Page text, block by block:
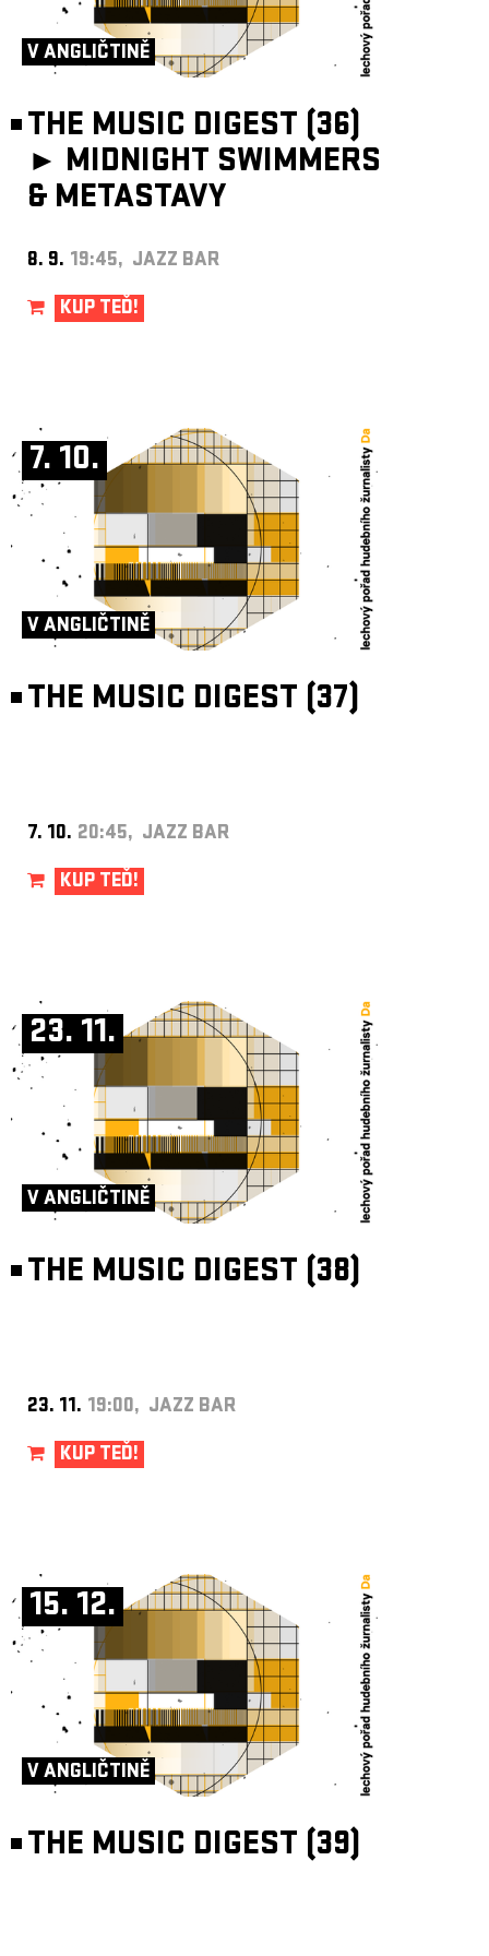
V ANGLIČTINĚ
THE MUSIC DIGEST (36)
► MIDNIGHT SWIMMERS
& METASTAVY
8. 9. 19:45, JAZZ BAR
KUP TEĎ!
7. 10.
V ANGLIČTINĚ
THE MUSIC DIGEST (37)
7. 10. 20:45, JAZZ BAR
KUP TEĎ!
23. 11.
V ANGLIČTINĚ
THE MUSIC DIGEST (38)
23. 11. 19:00, JAZZ BAR
KUP TEĎ!
15. 12.
V ANGLIČTINĚ
THE MUSIC DIGEST (39)